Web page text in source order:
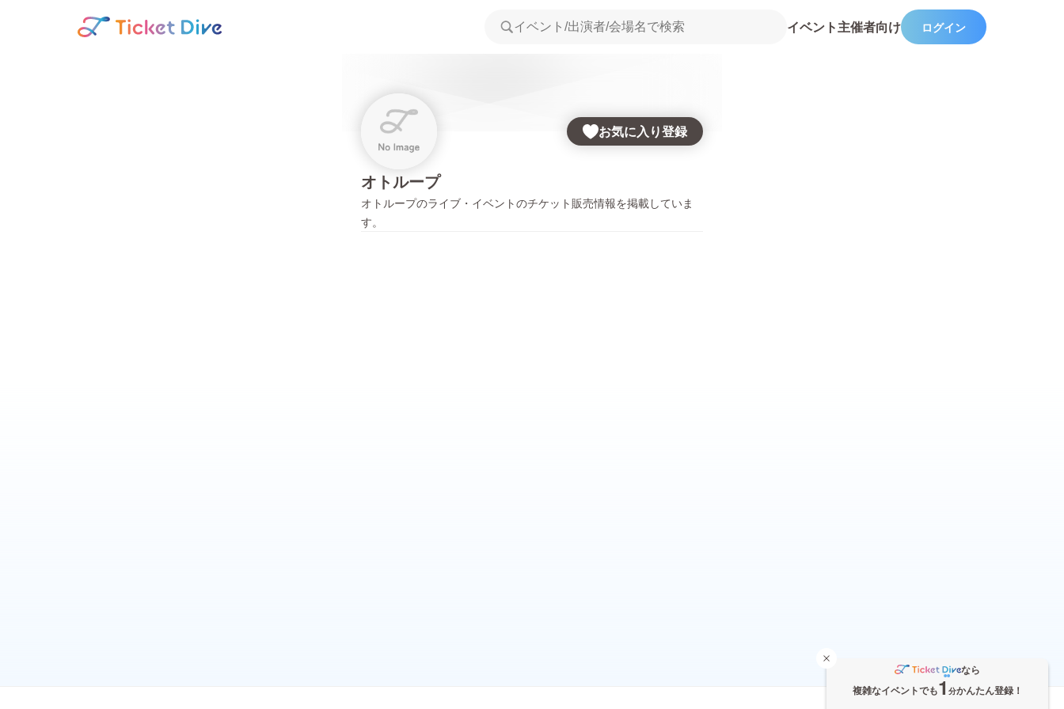
イベント主催者向け ログイン
お気に入り登録
オトループ
オトループのライブ・イベントのチケット販売情報を掲載していま
す。
なら
複雑なイベントでも1 分かんたん登録！